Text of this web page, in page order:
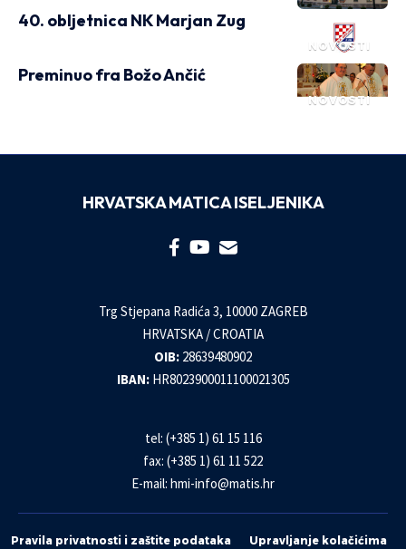
NOVOSTI
40. obljetnica NK Marjan Zug
NOVOSTI
Preminuo fra Božo Ančić
HRVATSKA MATICA ISELJENIKA
Trg Stjepana Radića 3, 10000 ZAGREB
HRVATSKA / CROATIA
OIB: 28639480902
IBAN: HR8023900011100021305
tel: (+385 1) 61 15 116
fax: (+385 1) 61 11 522
E-mail: hmi-info@matis.hr
Pravila privatnosti i zaštite podataka Upravljanje kolačićima